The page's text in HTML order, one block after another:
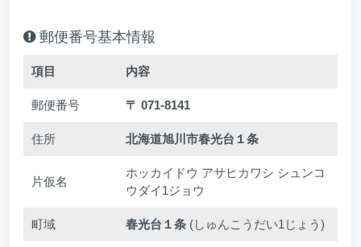
郵便番号基本情報
項目 内容
郵便番号 〒 071-8141
住所 北海道旭川市春光台１条
片仮名
ホッカイドウ アサヒカワシ シュンコ
ウダイ1ジョウ
町域 春光台１条 (しゅんこうだい1じょう)